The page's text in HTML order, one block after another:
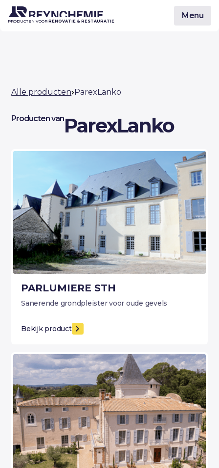
PRODUCTEN VOOR RENOVATIE & RESTAURATIE
Menu
Alle producten ParexLanko
Producten vanParexLanko
PARLUMIERE STH
Sanerende grondpleister voor oude gevels
Bekijk product